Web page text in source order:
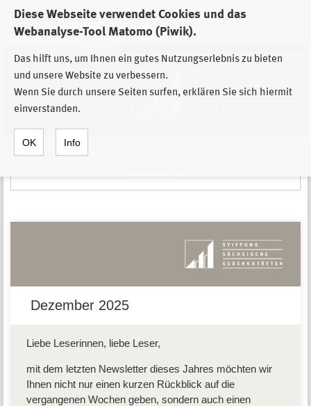
Diese Webseite verwendet Cookies und das
Webanalyse-Tool Matomo (Piwik).
Das hilft uns, um Ihnen ein gutes Nutzungserlebnis zu bieten
und unsere Website zu verbessern.
Wenn Sie durch unsere Seiten surfen, erklären Sie sich hiermit
einverstanden.
OK Info
Zur Auswahl der Einrichtungen der
Stiftung Sächsische Gedenkstätten
Dezember 2025
Liebe Leserinnen, liebe Leser,
mit dem letzten Newsletter dieses Jahres möchten wir
Ihnen nicht nur einen kurzen Rückblick auf die
vergangenen Wochen geben, sondern auch einen